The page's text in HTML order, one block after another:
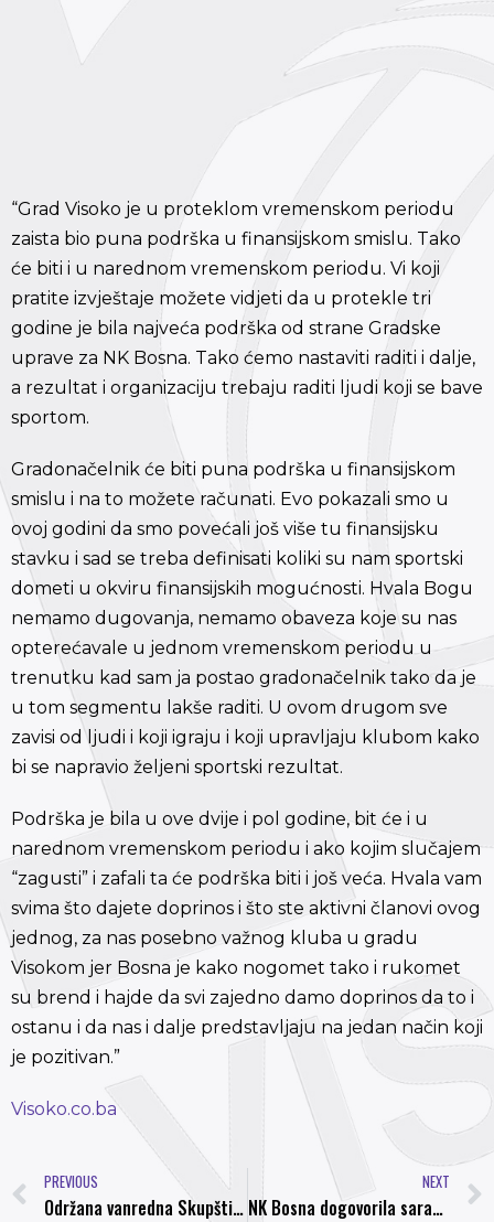
“Grad Visoko je u proteklom vremenskom periodu
zaista bio puna podrška u finansijskom smislu. Tako
će biti i u narednom vremenskom periodu. Vi koji
pratite izvještaje možete vidjeti da u protekle tri
godine je bila najveća podrška od strane Gradske
uprave za NK Bosna. Tako ćemo nastaviti raditi i dalje,
a rezultat i organizaciju trebaju raditi ljudi koji se bave
sportom.
Gradonačelnik će biti puna podrška u finansijskom
smislu i na to možete računati. Evo pokazali smo u
ovoj godini da smo povećali još više tu finansijsku
stavku i sad se treba definisati koliki su nam sportski
dometi u okviru finansijskih mogućnosti. Hvala Bogu
nemamo dugovanja, nemamo obaveza koje su nas
opterećavale u jednom vremenskom periodu u
trenutku kad sam ja postao gradonačelnik tako da je
u tom segmentu lakše raditi. U ovom drugom sve
zavisi od ljudi i koji igraju i koji upravljaju klubom kako
bi se napravio željeni sportski rezultat.
Podrška je bila u ove dvije i pol godine, bit će i u
narednom vremenskom periodu i ako kojim slučajem
“zagusti” i zafali ta će podrška biti i još veća. Hvala vam
svima što dajete doprinos i što ste aktivni članovi ovog
jednog, za nas posebno važnog kluba u gradu
Visokom jer Bosna je kako nogomet tako i rukomet
su brend i hajde da svi zajedno damo doprinos da to i
ostanu i da nas i dalje predstavljaju na jedan način koji
je pozitivan.”
Visoko.co.ba
PREVIOUS
Održana vanredna Skupština NK “Bosna”, Emir Bijedić novi predsjednik
NEXT
NK Bosna dogovorila saradnju sa Mensurom Džavitijem i Elvirom Memićem